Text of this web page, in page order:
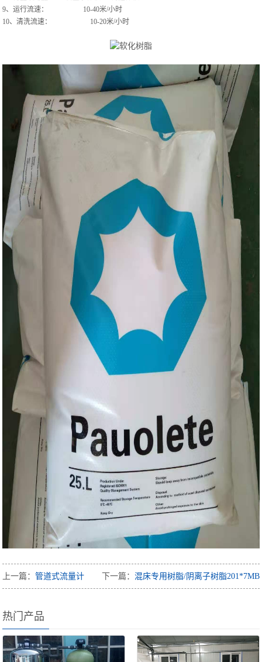
9、运行流速： 10-40米/小时
10、清洗流速： 10-20米/小时
上一篇：管道式流量计 下一篇： 混床专用树脂/阴离子树脂201*7MB
热门产品